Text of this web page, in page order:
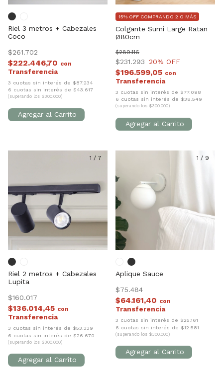
Riel 3 metros + Cabezales
Coco
$261.702
$222.446,70 con
3 cuotas sin interés de $87.234
6 cuotas sin interés de $43.617
(superando los $300.000)
Colgante Sumi Large Ratan
Ø80cm
$231.293
$289.116
20% OFF
15% OFF COMPRANDO 2 O MÁS
$196.599,05 con
3 cuotas sin interés de $77.098
6 cuotas sin interés de $38.549
(superando los $300.000)
1 / 7
Riel 2 metros + Cabezales
Lupita
$160.017
$136.014,45 con
3 cuotas sin interés de $53.339
6 cuotas sin interés de $26.670
(superando los $300.000)
1 / 9
Aplique Sauce
$75.484
$64.161,40 con
3 cuotas sin interés de $25.161
6 cuotas sin interés de $12.581
(superando los $300.000)